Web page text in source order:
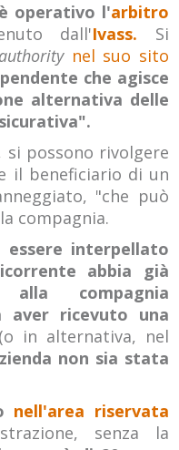
operativo l'arbitro
dall'Ivass. Si
authority nel suo sito
che agisce
alternativa delle
possono rivolgere
il beneficiario di un
"che può
compagnia.
interpellato
abbia già
compagnia
aver ricevuto una
(o in alternativa, nel
non sia stata
nell'area riservata
senza la